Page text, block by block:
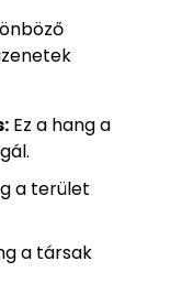
Ez a hang a
a terület
a társak